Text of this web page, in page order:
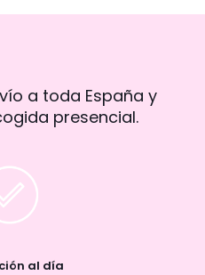
a toda España y
presencial.
al día